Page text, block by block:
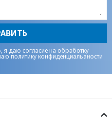
я даю согласие на обработку
политику конфиденциальаности